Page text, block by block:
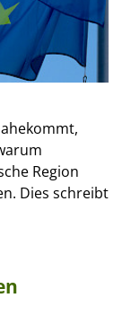
Region
Dies schreibt